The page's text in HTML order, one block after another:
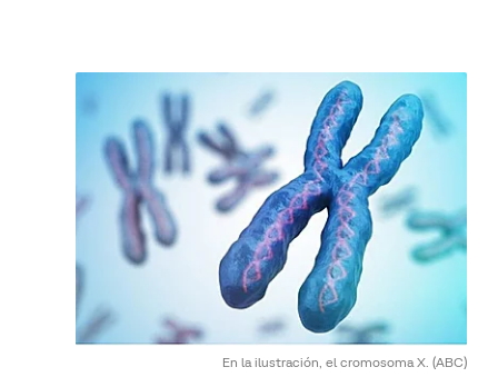
En la ilustración, el cromosoma X. (ABC)